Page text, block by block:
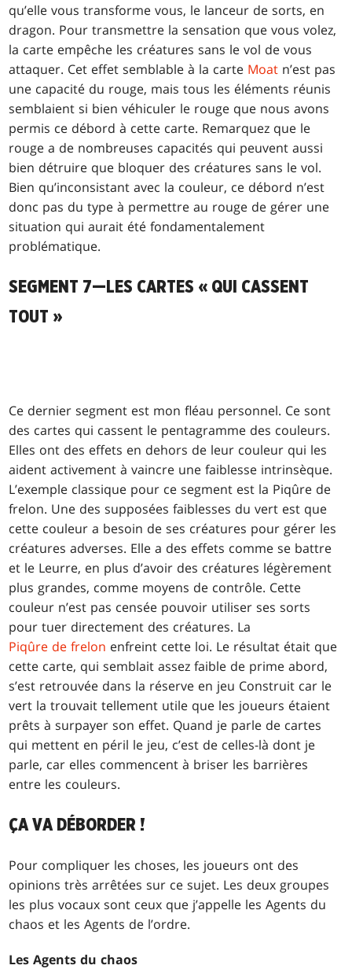
qu’elle vous transforme vous, le lanceur de sorts, en
dragon. Pour transmettre la sensation que vous volez,
la carte empêche les créatures sans le vol de vous
attaquer. Cet effet semblable à la carte Moat n’est pas
une capacité du rouge, mais tous les éléments réunis
semblaient si bien véhiculer le rouge que nous avons
permis ce débord à cette carte. Remarquez que le
rouge a de nombreuses capacités qui peuvent aussi
bien détruire que bloquer des créatures sans le vol.
Bien qu’inconsistant avec la couleur, ce débord n’est
donc pas du type à permettre au rouge de gérer une
situation qui aurait été fondamentalement
problématique.
SEGMENT 7—LES CARTES « QUI CASSENT
TOUT »
Ce dernier segment est mon fléau personnel. Ce sont
des cartes qui cassent le pentagramme des couleurs.
Elles ont des effets en dehors de leur couleur qui les
aident activement à vaincre une faiblesse intrinsèque.
L’exemple classique pour ce segment est la Piqûre de
frelon. Une des supposées faiblesses du vert est que
cette couleur a besoin de ses créatures pour gérer les
créatures adverses. Elle a des effets comme se battre
et le Leurre, en plus d’avoir des créatures légèrement
plus grandes, comme moyens de contrôle. Cette
couleur n’est pas censée pouvoir utiliser ses sorts
pour tuer directement des créatures. La
Piqûre de frelon enfreint cette loi. Le résultat était que
cette carte, qui semblait assez faible de prime abord,
s’est retrouvée dans la réserve en jeu Construit car le
vert la trouvait tellement utile que les joueurs étaient
prêts à surpayer son effet. Quand je parle de cartes
qui mettent en péril le jeu, c’est de celles-là dont je
parle, car elles commencent à briser les barrières
entre les couleurs.
ÇA VA DÉBORDER !
Pour compliquer les choses, les joueurs ont des
opinions très arrêtées sur ce sujet. Les deux groupes
les plus vocaux sont ceux que j’appelle les Agents du
chaos et les Agents de l’ordre.
Les Agents du chaos